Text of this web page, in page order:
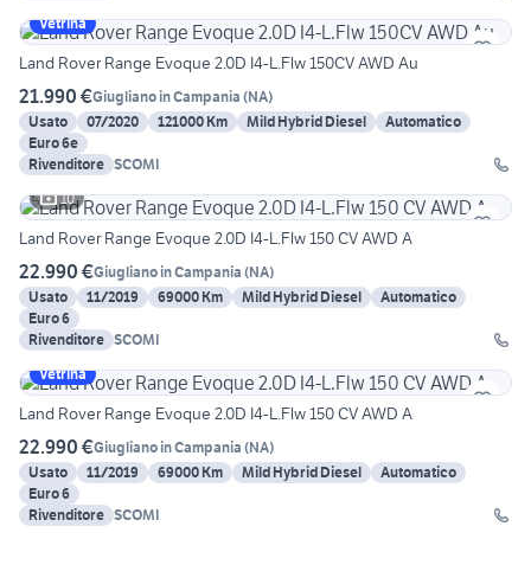
Vetrina
Land Rover Range Evoque 2.0D I4-L.Flw 150CV AWD Au
21.990 €Giugliano in Campania (NA)
Usato
07/2020 121000 Km Mild Hybrid Diesel
Automatico
Euro 6e
Rivenditore SCOMI
10
Land Rover Range Evoque 2.0D I4-L.Flw 150 CV AWD A
22.990 €Giugliano in Campania (NA)
Usato
11/2019 69000 Km Mild Hybrid Diesel
Automatico
Euro 6
Rivenditore SCOMI
Vetrina
Land Rover Range Evoque 2.0D I4-L.Flw 150 CV AWD A
22.990 €Giugliano in Campania (NA)
Usato
11/2019 69000 Km Mild Hybrid Diesel
Automatico
Euro 6
Rivenditore SCOMI